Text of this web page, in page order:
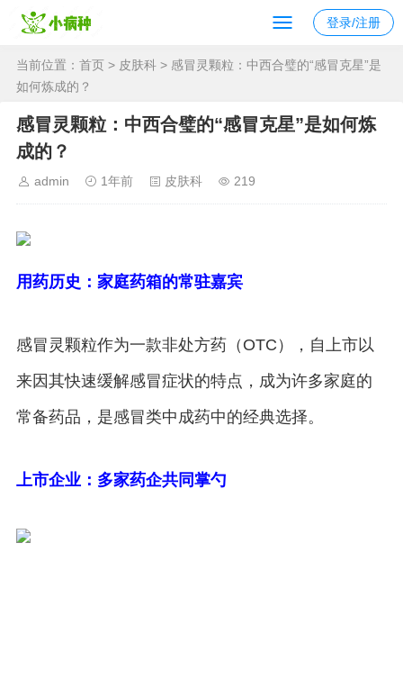
登录/注册
当前位置： 首页 > 皮肤科 > 感冒灵颗粒：中西合璧的“感冒克星”是
如何炼成的？
感冒灵颗粒：中西合璧的“感冒克星”是如何炼
成的？
admin 1年前 皮肤科 219
用药历史：家庭药箱的常驻嘉宾
感冒灵颗粒作为一款非处方药（OTC），自上市以
来因其快速缓解感冒症状的特点，成为许多家庭的
常备药品，是感冒类中成药中的经典选择。
上市企业：多家药企共同掌勺